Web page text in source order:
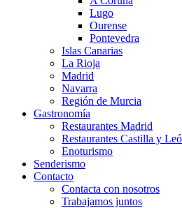
Lugo
Ourense
Pontevedra
Islas Canarias
La Rioja
Madrid
Navarra
Región de Murcia
Gastronomía
Restaurantes Madrid
Restaurantes Castilla y
Enoturismo
Senderismo
Contacto
Contacta con nosotros
Trabajamos juntos